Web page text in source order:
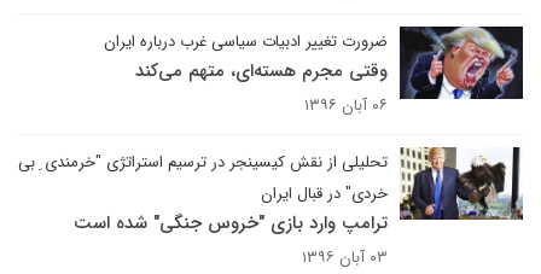
ضرورت تغییر ادبیات سیاسی غرب درباره ایران
وقتی مجرم هسته‌ای، متهم می‌کند
۰۶ آبان ۱۳۹۶
تحلیلی از نقش کیسینجر در ترسیم استراتژی "خرمندی ِ بی
خردی" در قبال ایران
ترامپ وارد بازی "خروس جنگی" شده است
۰۳ آبان ۱۳۹۶